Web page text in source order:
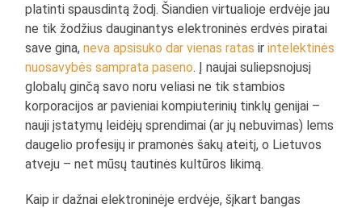
platinti spausdintą žodį. Šiandien virtualioje erdvėje jau
ne tik žodžius dauginantys elektroninės erdvės piratai
save gina,neva apsisuko dar vienas ratas irintelektinės
nuosavybės samprata paseno. Į naujai suliepsnojusį
globalų ginčą savo noru veliasi ne tik stambios
korporacijos ar pavieniai kompiuterinių tinklų genijai –
nauji įstatymų leidėjų sprendimai (ar jų nebuvimas) lems
daugelio profesijų ir pramonės šakų ateitį, o Lietuvos
atveju – net mūsų tautinės kultūros likimą.
Kaip ir dažnai elektroninėje erdvėje, šįkart bangas